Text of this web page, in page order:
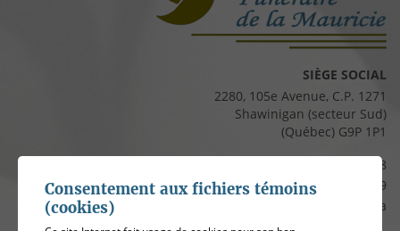
SIÈGE SOCIAL
2280, 105e Avenue, C.P. 1271
Shawinigan (secteur Sud)
(Québec) G9P 1P1
819 537-8828
Télécopieur :819 537-8829
clients@cfmauricie.ca
Consentement aux fichiers témoins
(cookies)